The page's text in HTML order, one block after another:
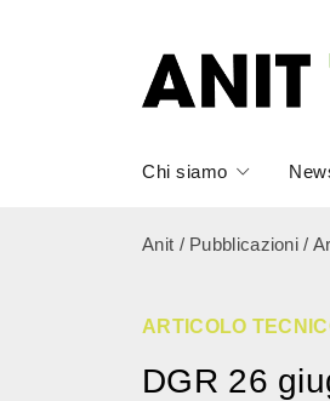
Chi siamo
Anit / Pubblicazioni /
ARTICOLO
DGR 26